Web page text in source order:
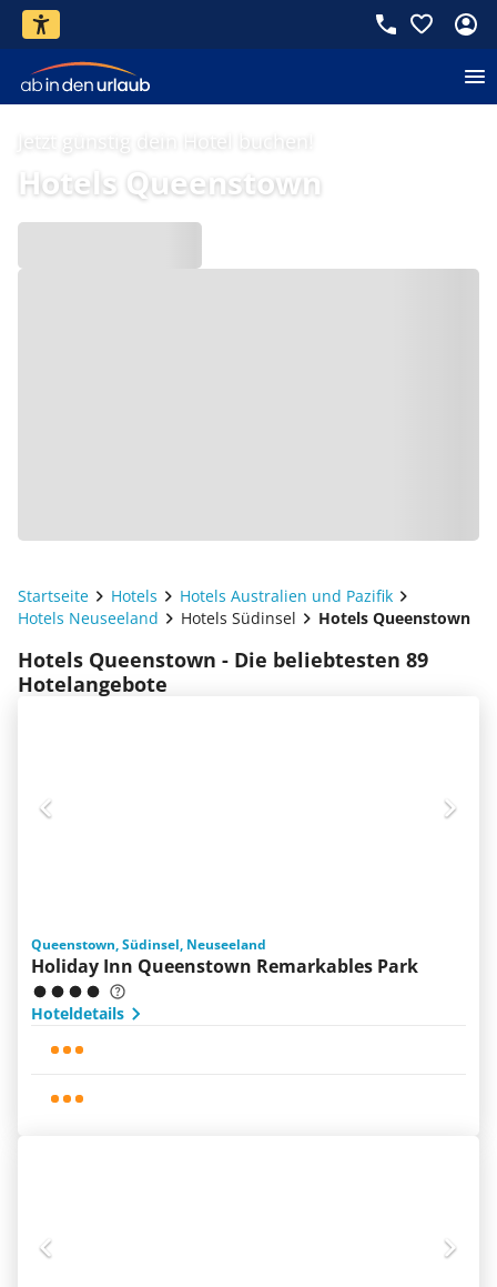
Jetzt günstig dein Hotel buchen!
Hotels Queenstown
Startseite Hotels
Hotels Australien und Pazifik
Hotels Neuseeland
Hotels Südinsel Hotels Queenstown
Hotels Queenstown - Die beliebtesten 89
Hotelangebote
Queenstown, Südinsel, Neuseeland
Holiday Inn Queenstown Remarkables Park
Hoteldetails